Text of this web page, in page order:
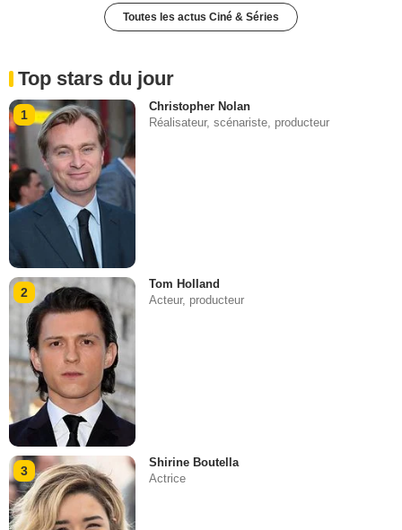
Toutes les actus Ciné & Séries
Top stars du jour
1
Christopher Nolan
Réalisateur, scénariste, producteur
2
Tom Holland
Acteur, producteur
3
Shirine Boutella
Actrice